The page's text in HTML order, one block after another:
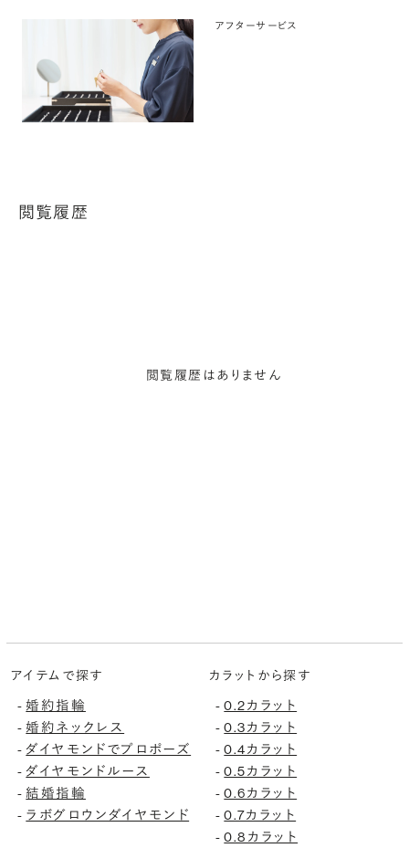
アフターサービス
閲覧履歴
閲覧履歴はありません
アイテムで探す
-婚約指輪
-婚約ネックレス
-ダイヤモンドでプロポーズ
-ダイヤモンドルース
-結婚指輪
- ラボグロウンダイヤモンド
カラットから探す
-0.2カラット
-0.3カラット
-0.4カラット
-0.5カラット
-0.6カラット
-0.7カラット
-0.8カラット